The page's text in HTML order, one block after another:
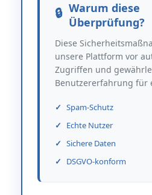
Warum diese
Überprüfung?
Diese
unsere Plattform vor
Zugriffen und
Benutzererfahrung für
Spam-Schutz
Echte Nutzer
Sichere Daten
DSGVO-konform